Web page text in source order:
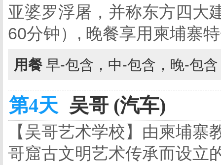
亚婆罗浮屠，并称东方四大
60分钟）, 晚餐享用柬埔寨
用餐 早-包含，中-包含，晚-包
第4天 吴哥 (汽车)
【吴哥艺术学校】由柬埔
哥窟古文明艺术传承而设立